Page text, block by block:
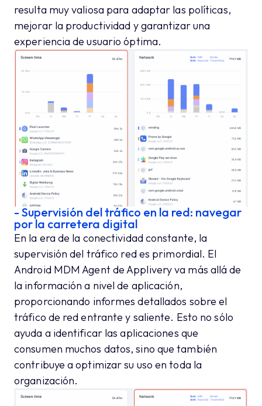
resulta muy valiosa para adaptar las políticas,
mejorar la productividad y garantizar una
experiencia de usuario óptima.
- Supervisión del tráfico en la red: navegar
por la carretera digital
En la era de la conectividad constante, la
supervisión del tráfico red es primordial. El
Android MDM Agent de Applivery va más allá de
la información a nivel de aplicación,
proporcionando informes detallados sobre el
tráfico de red entrante y saliente. Esto no sólo
ayuda a identificar las aplicaciones que
consumen muchos datos, sino que también
contribuye a optimizar su uso en toda la
organización.